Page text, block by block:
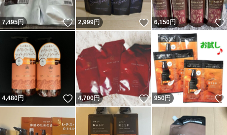
7,495円 いいね！
2,999円 いいね！
6,150円
4,480円 いいね！
4,700円 いいね！
950 円